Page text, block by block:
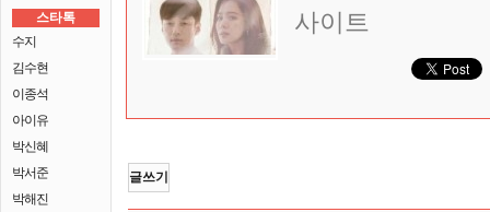
스타톡
수지
김수현
이종석
아이유
박신혜
박서준
박해진
사이트
글쓰기